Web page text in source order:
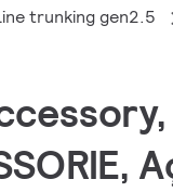
trunking gen2.5